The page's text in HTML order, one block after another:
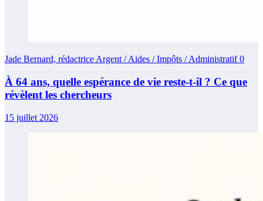
Jade Bernard, rédactrice Argent / Aides / Impôts / Administratif0
À 64 ans, quelle espérance de vie reste-t-il ? Ce que
révèlent les chercheurs
15 juillet 2026